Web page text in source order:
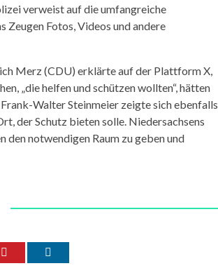
verweist auf die umfangreiche
Zeugen Fotos, Videos und andere
Merz (CDU) erklärte auf der Plattform X,
„die helfen und schützen wollten“, hätten
Walter Steinmeier zeigte sich ebenfalls
der Schutz bieten solle. Niedersachsens
notwendigen Raum zu geben und